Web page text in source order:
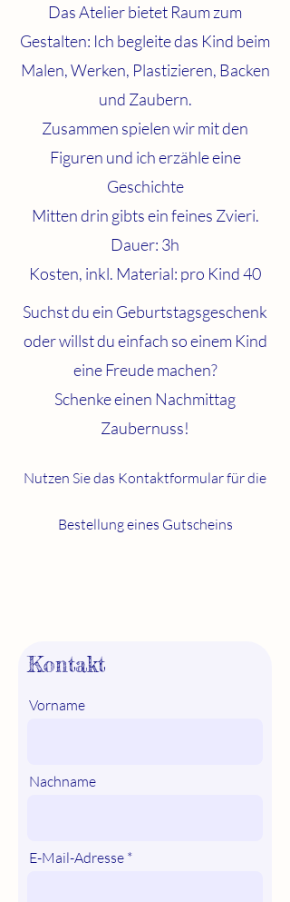
Das Atelier bietet Raum zum
Gestalten: Ich begleite das Kind beim
Malen, Werken, Plastizieren, Backen
und Zaubern.
Zusammen spielen wir mit den
Figuren und ich erzähle eine
Geschichte
Mitten drin gibts ein feines Zvieri.
Dauer: 3h
Kosten, inkl. Material: pro Kind 40
Suchst du ein Geburtstagsgeschenk
oder willst du einfach so einem Kind
eine Freude machen?
Schenke einen Nachmittag
Zaubernuss!
Nutzen Sie das Kontaktformularfür die
Bestellungeines Gutscheins
Kontakt
Vorname
Nachname
E-Mail-Adresse